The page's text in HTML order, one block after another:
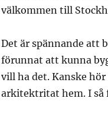
välkommen till
Det är spännande att
förunnat att kunna
vill ha det. Kanske
arkitektritat hem. I så